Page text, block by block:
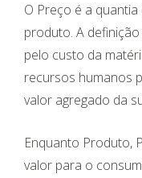
O Preço é a
produto. A
pelo custo da
recursos humanos
valor agregado da
Enquanto Produto,
valor para o